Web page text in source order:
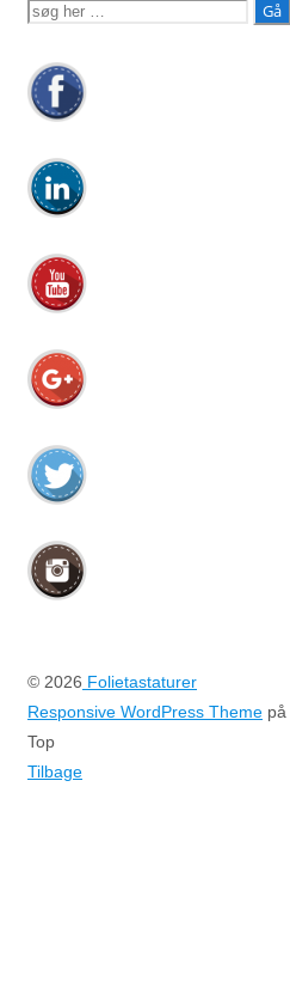
Søg
© 2026 Folietastaturer
Responsive WordPress Theme på
Top
Tilbage